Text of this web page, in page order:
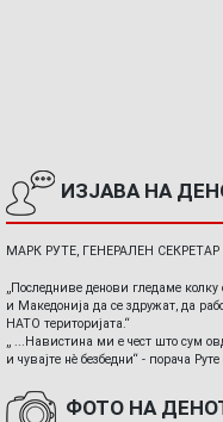
ИЗЈАВА НА
МАРК РУТЕ, ГЕНЕРАЛЕН СЕКРЕТАР
„Последниве денови гледаме
и Македонија да се здружат, да
НАТО територијата.“
„ ...Навистина ми е чест што сум
и чувајте нè безбедни“ - порача
ФОТО НА